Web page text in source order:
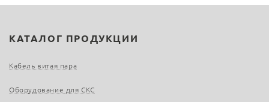
КАТАЛОГ ПРОДУКЦИИ
Кабель витая пара
Оборудование для СКС